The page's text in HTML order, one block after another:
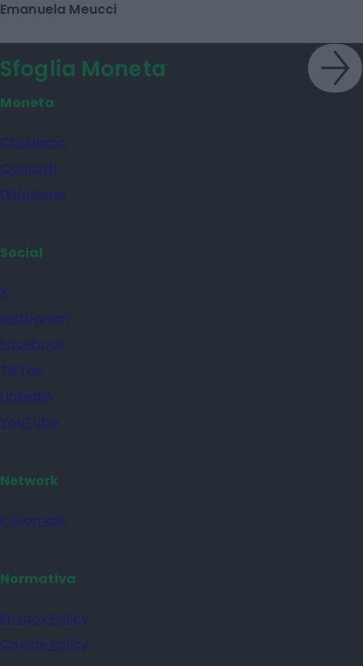
Emanuela Meucci
Sfoglia Moneta
Moneta
Chi siamo
Contatti
Diffusione
Social
X
Instagram
Facebook
TikTok
Linkedin
YouTube
Network
il Giornale
Normativa
Privacy Policy
Cookie Policy